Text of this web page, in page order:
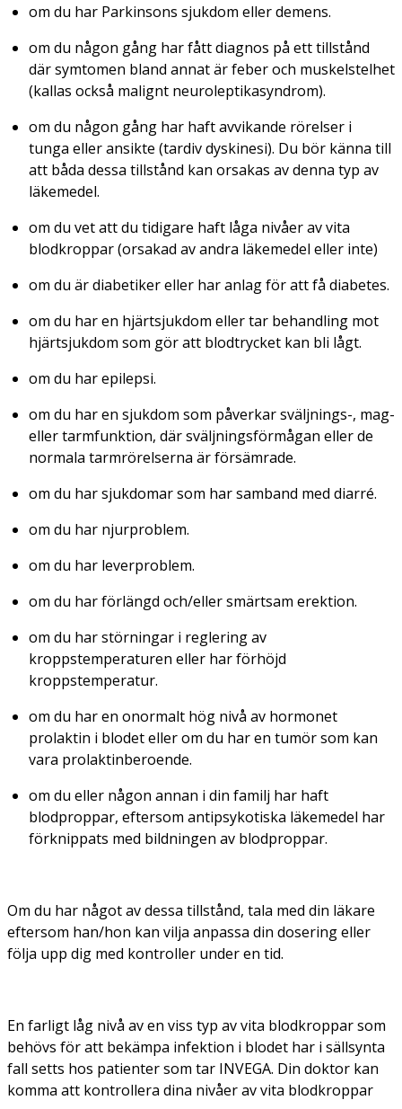
om du har Parkinsons sjukdom eller demens.
om du någon gång har fått diagnos på ett tillstånd
där symtomen bland annat är feber och muskelstelhet
(kallas också malignt neuroleptikasyndrom).
om du någon gång har haft avvikande rörelser i
tunga eller ansikte (tardiv dyskinesi). Du bör känna till
att båda dessa tillstånd kan orsakas av denna typ av
läkemedel.
om du vet att du tidigare haft låga nivåer av vita
blodkroppar (orsakad av andra läkemedel eller inte)
om du är diabetiker eller har anlag för att få diabetes.
om du har en hjärtsjukdom eller tar behandling mot
hjärtsjukdom som gör att blodtrycket kan bli lågt.
om du har epilepsi.
om du har en sjukdom som påverkar sväljnings-, mag-
eller tarmfunktion, där sväljningsförmågan eller de
normala tarmrörelserna är försämrade.
om du har sjukdomar som har samband med diarré.
om du har njurproblem.
om du har leverproblem.
om du har förlängd och/eller smärtsam erektion.
om du har störningar i reglering av
kroppstemperaturen eller har förhöjd
kroppstemperatur.
om du har en onormalt hög nivå av hormonet
prolaktin i blodet eller om du har en tumör som kan
vara prolaktinberoende.
om du eller någon annan i din familj har haft
blodproppar, eftersom antipsykotiska läkemedel har
förknippats med bildningen av blodproppar.
Om du har något av dessa tillstånd, tala med din läkare
eftersom han/hon kan vilja anpassa din dosering eller
följa upp dig med kontroller under en tid.
En farligt låg nivå av en viss typ av vita blodkroppar som
behövs för att bekämpa infektion i blodet har i sällsynta
fall setts hos patienter som tar INVEGA. Din doktor kan
komma att kontrollera dina nivåer av vita blodkroppar